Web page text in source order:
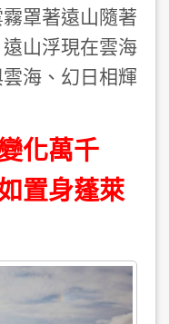
罩著遠山隨著
山浮現在雲海
海、幻日相輝
變化萬千
置身蓬萊